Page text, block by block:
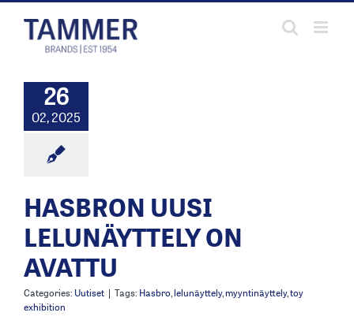
26
02, 2025
HASBRON UUSI
LELUNÄYTTELY ON
AVATTU
Categories: Uutiset | Tags: Hasbro,lelunäyttely,myyntinäyttely,toy
exhibition